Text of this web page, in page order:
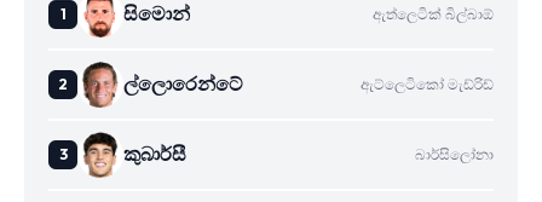
සිමොන් ඇත්ලෙටික් බිල්බාඕ
ල්ලොරෙන්ටේ ඇට්ලෙටිකෝ මැඩ්රිඩ්
කුබාර්සී බාර්සිලෝනා